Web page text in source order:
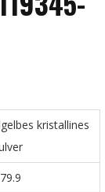
kristallines